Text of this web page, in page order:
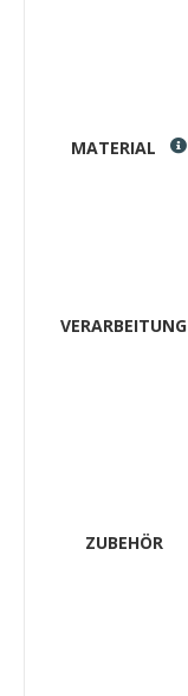
MATERIAL
VERARBEITUNG
ZUBEHÖR